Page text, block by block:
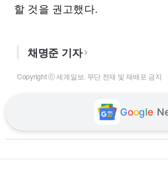
할 것을 권고했다.
채명준 기자
Copyright ⓒ 세계일보. 무단 전재 및 재배포 금지
Google